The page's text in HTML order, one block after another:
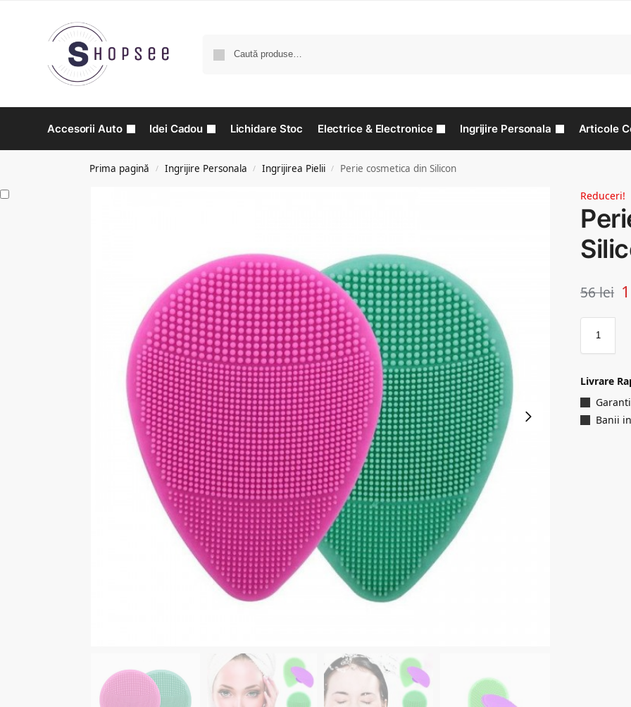
Accesorii Auto Idei Cadou Lichidare Stoc Electrice & Electronice Ingrijire Personala Articole
Prima pagină / Ingrijire Personala / Ingrijirea Pielii / Perie cosmetica din Silicon
Reduceri!
56lei
Livrare
Banii